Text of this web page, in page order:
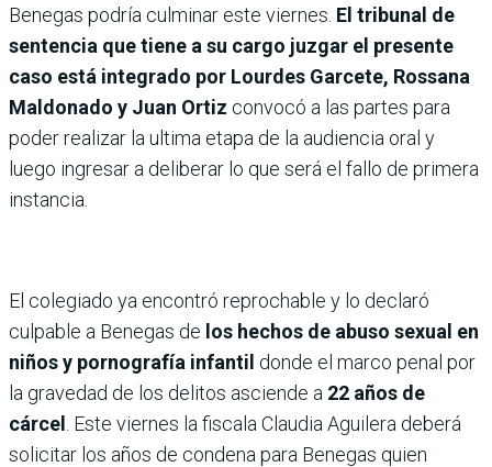
Benegas podría culminar este viernes. El tribunal de
sentencia que tiene a su cargo juzgar el presente
caso está integrado por Lourdes Garcete, Rossana
Maldonado y Juan Ortiz convocó a las partes para
poder realizar la ultima etapa de la audiencia oral y
luego ingresar a deliberar lo que será el fallo de primera
instancia.
El colegiado ya encontró reprochable y lo declaró
culpable a Benegas de los hechos de abuso sexual en
niños y pornografía infantil donde el marco penal por
la gravedad de los delitos asciende a 22 años de
cárcel
. Este viernes la fiscala Claudia Aguilera deberá
solicitar los años de condena para Benegas quien